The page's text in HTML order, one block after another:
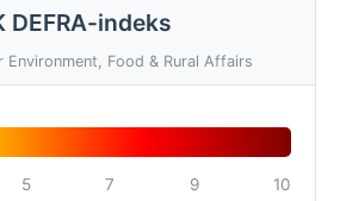
DEFRA-indeks
Environment, Food & Rural Affairs
5 7 9 10